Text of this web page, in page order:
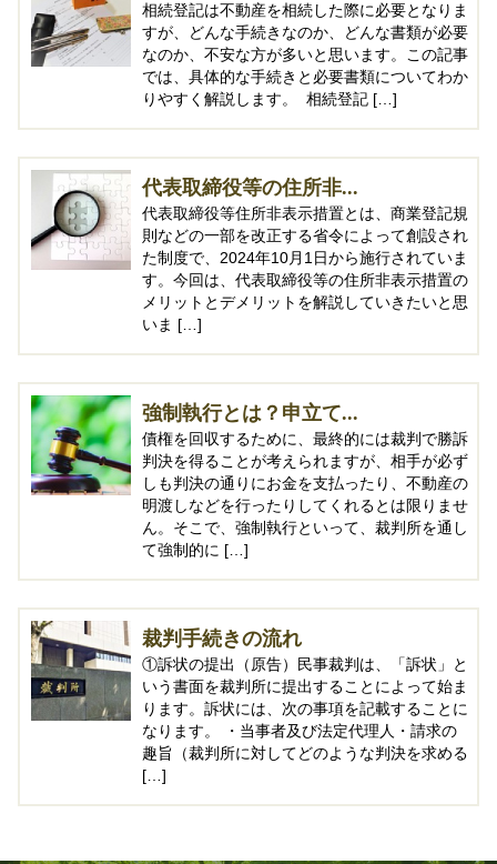
相続登記は不動産を相続した際に必要となりま
すが、どんな手続きなのか、どんな書類が必要
なのか、不安な方が多いと思います。この記事
では、具体的な手続きと必要書類についてわか
りやすく解説します。 相続登記 […]
代表取締役等の住所非...
代表取締役等住所非表示措置とは、商業登記規
則などの一部を改正する省令によって創設され
た制度で、2024年10月1日から施行されていま
す。今回は、代表取締役等の住所非表示措置の
メリットとデメリットを解説していきたいと思
いま […]
強制執行とは？申立て...
債権を回収するために、最終的には裁判で勝訴
判決を得ることが考えられますが、相手が必ず
しも判決の通りにお金を支払ったり、不動産の
明渡しなどを行ったりしてくれるとは限りませ
ん。そこで、強制執行といって、裁判所を通し
て強制的に […]
裁判手続きの流れ
①訴状の提出（原告）民事裁判は、「訴状」と
いう書面を裁判所に提出することによって始ま
ります。訴状には、次の事項を記載することに
なります。 ・当事者及び法定代理人・請求の
趣旨（裁判所に対してどのような判決を求める
[…]